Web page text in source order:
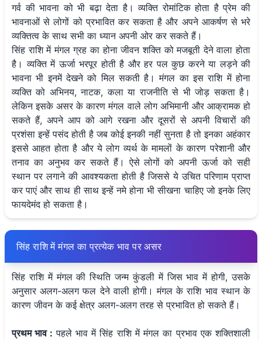
गर्व की भावना को भी बढ़ा देता है। व्यक्ति रोमांटिक होता है प्रेम की
भावनाओं से लोगों को प्रभावित कर सकता है और अपने आकर्षण से भरे
व्यक्तित्व के साथ सभी का ध्यान अपनी ओर कर सकते हैं।
सिंह राशि में मंगल ग्रह का होना जीवन शक्ति को मजबूती देने वाला होता
है। व्यक्ति में ऊर्जा भरपूर होती है और हर पल कुछ करने या लड़ने की
भावना भी इनमें देखने को मिल सकती है। मंगल का इस राशि में होना
व्यक्ति को अभिनय, नाटक, कला या राजनीति से भी जोड़ सकता है।
लेकिन इसके असर के कारण मंगल वाले लोग अभिमानी और आक्रामक हो
सकते हैं, अपने आप को आगे रखना और दूसरों से अपनी विचारों की
प्रशंसा इन्हें पसंद होती है जब कोई इनकी नहीं सुनता है तो इनका अहंकार
इससे आहत होता है और ये लोग व्यर्थ के मामलों के कारण परेशानी और
तनाव का अनुभव कर सकते हैं। ऐसे लोगों को अपनी ऊर्जा को सही
स्थान पर लगाने की आवश्यकता होती है जिससे ये उचित परिणाम प्राप्त
कर पाएं और साथ ही साथ इन्हें नमे होना भी सीखना चाहिए जो इनके लिए
फायदेमंद हो सकता है।
सिंह राशि में मंगल का प्रत्येक भाव पर असर
सिंह राशि में मंगल की स्थिति जन्म कुंडली में जिस भाव में होगी, उसके
अनुसार अलग-अलग फल देने वाली होगी। मंगल के राशि भाव स्थान के
कारण जीवन के कई क्षेत्र अलग-अलग तरह से प्रभावित हो सकते हैं।
प्रथम भाव :पहले भाव में सिंह राशि में मंगल का प्रभाव एक शक्तिशाली